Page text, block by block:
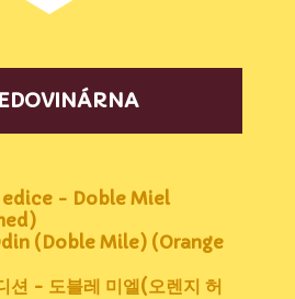
edice - Doble Miel
(Doble Mile) (Orange
션 - 도블레 미엘(오렌지 허